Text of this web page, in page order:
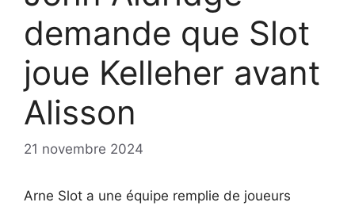
demande que Slot
joue Kelleher avant
Alisson
21 novembre 2024
Arne Slot a une équipe remplie de joueurs